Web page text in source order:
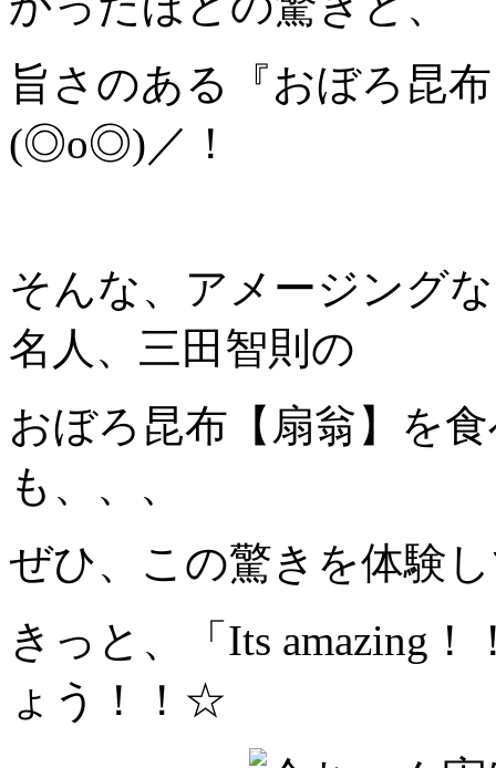
旨さのある『おぼろ昆
(◎o◎)／！
そんな、アメージング
名人、三田智則の
おぼろ昆布【扇翁】を
も、、、
ぜひ、この驚きを体験
きっと、「Its amazing
ょう！！☆